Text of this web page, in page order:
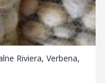
Riviera, Verbena,